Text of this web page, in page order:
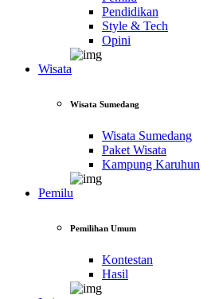
Pendidikan
Style & Tech
Opini
Wisata
Wisata Sumedang
Wisata Sumedang
Paket Wisata
Kampung Karuhun
Pemilu
Pemilihan Umum
Kontestan
Hasil